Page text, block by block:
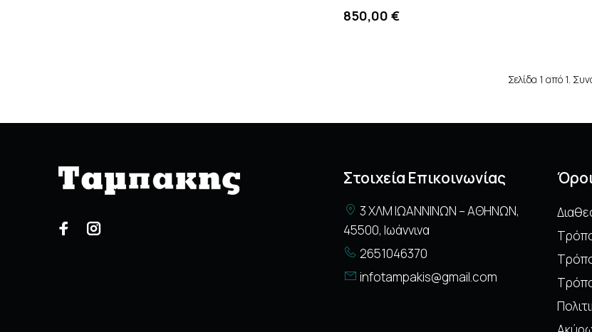
850,00 €
Σελίδα 1 από 1.
Στοιχεία Επικοινωνίας
3 ΧΛΜ ΙΩΑΝΝΙΝΩΝ – ΑΘΗΝΩΝ,
45500, Ιωάννινα
2651046370
infotampakis@gmail.com